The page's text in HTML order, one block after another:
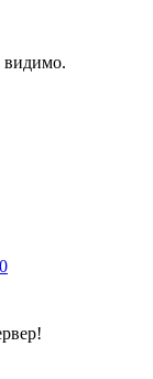
видимо.